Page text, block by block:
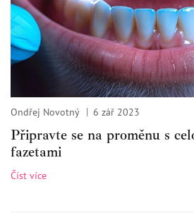
Ondřej Novotný 6 zář 2023
Připravte se na proměnu s
fazetami
Číst více